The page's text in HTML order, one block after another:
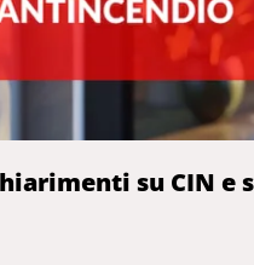
su CIN e